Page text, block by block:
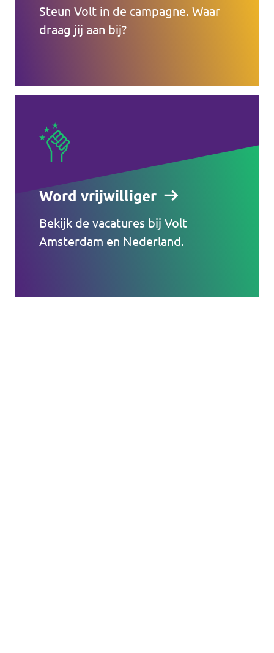
Steun Volt in de campagne. Waar
draag jij aan bij?
Word vrijwilliger
Bekijk de vacatures bij Volt
Amsterdam en Nederland.